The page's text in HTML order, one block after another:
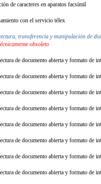
de caracteres en aparatos facsímil
con el servicio télex
transferencia y manipulación de
obsoleto
de documento abierta y formato de
de documento abierta y formato de
de documento abierta y formato de
de documento abierta y formato de
de documento abierta y formato de
de documento abierta y formato de
de documento abierta y formato de
de documento abierta y formato de